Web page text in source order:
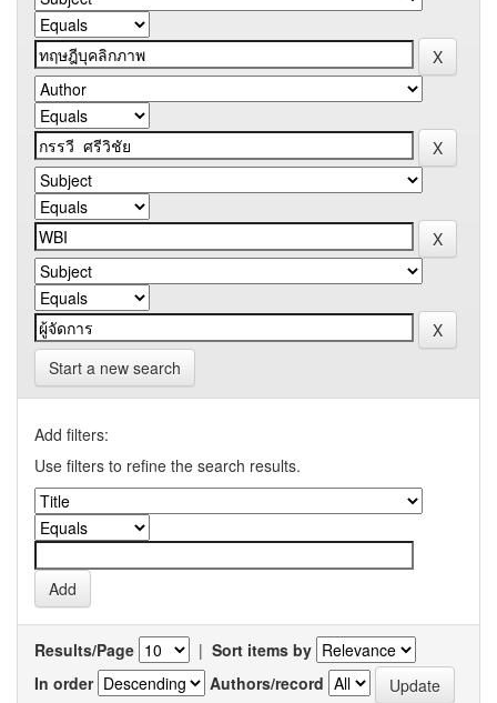
Start a new search
Add filters:
Use filters to refine the search results.
Results/Page | Sort items by
In order
Authors/record